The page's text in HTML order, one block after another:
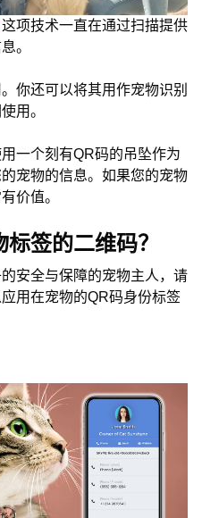
这项技术一直在通过扫描提供
。
你还可以将其用作宠物识别
用。
一个刻有QR码的吊坠作为
宠物的信息。如果您的宠物
价值。
签的二维码？
安全与保障的宠物主人，请
用在宠物的QR码身份标签